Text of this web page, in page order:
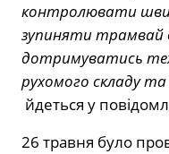
контролювати
зупиняти трамвай
дотримуватись
рухомого складу та
йдеться у
26 травня було